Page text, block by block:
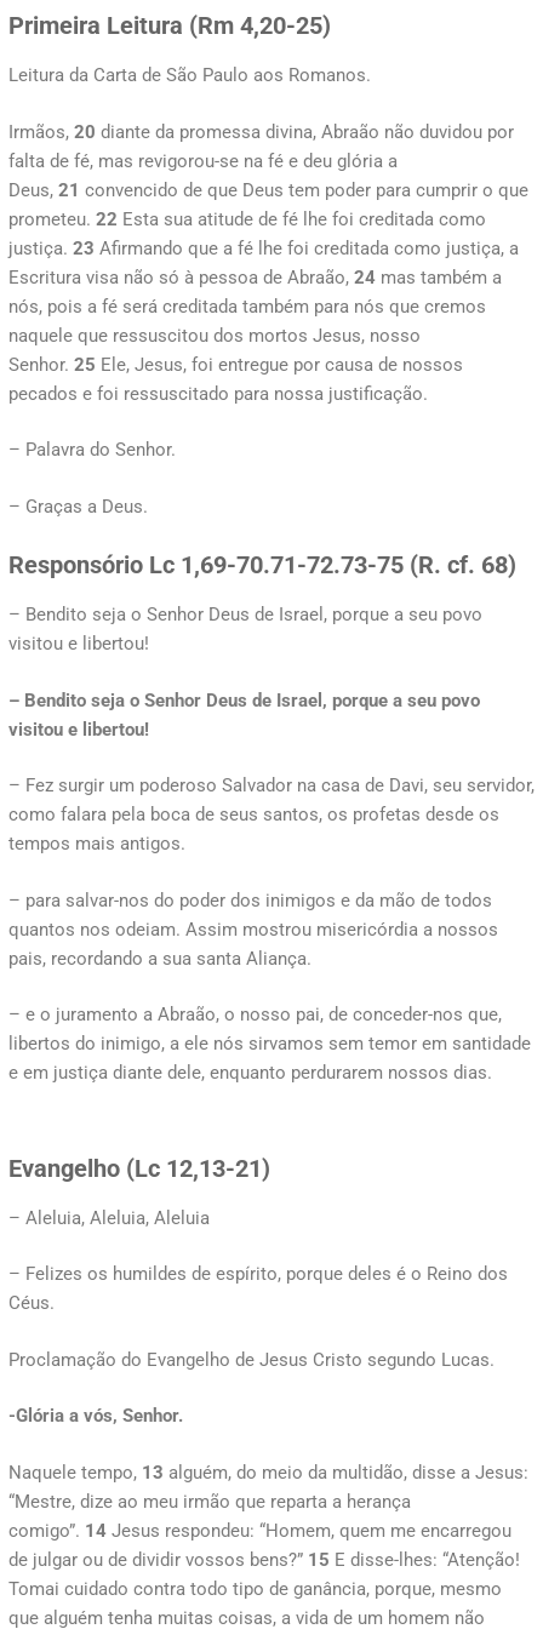
Primeira Leitura (Rm 4,20-25)
Leitura da Carta de São Paulo aos Romanos.
Irmãos, 20 diante da promessa divina, Abraão não duvidou por
falta de fé, mas revigorou-se na fé e deu glória a
Deus, 21 convencido de que Deus tem poder para cumprir o que
prometeu. 22 Esta sua atitude de fé lhe foi creditada como
justiça. 23 Afirmando que a fé lhe foi creditada como justiça, a
Escritura visa não só à pessoa de Abraão, 24 mas também a
nós, pois a fé será creditada também para nós que cremos
naquele que ressuscitou dos mortos Jesus, nosso
Senhor. 25 Ele, Jesus, foi entregue por causa de nossos
pecados e foi ressuscitado para nossa justificação.
– Palavra do Senhor.
– Graças a Deus.
Responsório Lc 1,69-70.71-72.73-75 (R. cf. 68)
– Bendito seja o Senhor Deus de Israel, porque a seu povo
visitou e libertou!
– Bendito seja o Senhor Deus de Israel, porque a seu povo
visitou e libertou!
– Fez surgir um poderoso Salvador na casa de Davi, seu servidor,
como falara pela boca de seus santos, os profetas desde os
tempos mais antigos.
– para salvar-nos do poder dos inimigos e da mão de todos
quantos nos odeiam. Assim mostrou misericórdia a nossos
pais, recordando a sua santa Aliança.
– e o juramento a Abraão, o nosso pai, de conceder-nos que,
libertos do inimigo, a ele nós sirvamos sem temor em santidade
e em justiça diante dele, enquanto perdurarem nossos dias.
Evangelho (Lc 12,13-21)
– Aleluia, Aleluia, Aleluia
– Felizes os humildes de espírito, porque deles é o Reino dos
Céus.
Proclamação do Evangelho de Jesus Cristo segundo Lucas.
-Glória a vós, Senhor.
Naquele tempo, 13 alguém, do meio da multidão, disse a Jesus:
“Mestre, dize ao meu irmão que reparta a herança
comigo”. 14 Jesus respondeu: “Homem, quem me encarregou
de julgar ou de dividir vossos bens?” 15 E disse-lhes: “Atenção!
Tomai cuidado contra todo tipo de ganância, porque, mesmo
que alguém tenha muitas coisas, a vida de um homem não